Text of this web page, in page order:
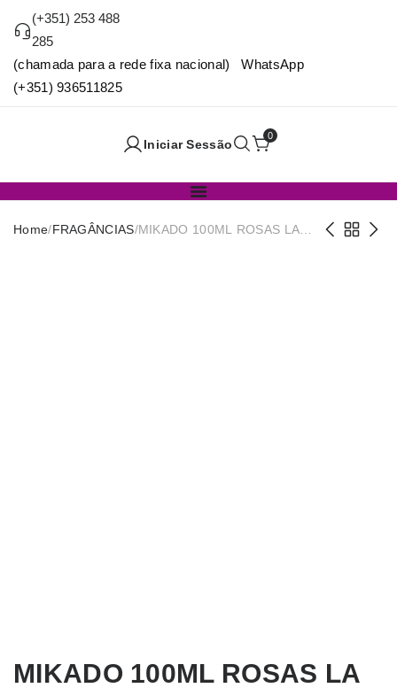
(+351) 253 488
285
(chamada para a rede fixa nacional) WhatsApp
(+351) 936511825
Iniciar Sessão
0
Home/FRAGÂNCIAS/MIKADO 100ML ROSAS LA
MIKADO 100ML ROSAS LA